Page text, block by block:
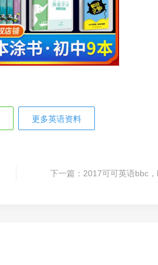
更多英语资料
下一篇： 2017可可英语bbc，